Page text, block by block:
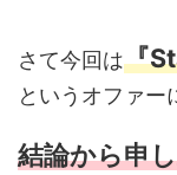
さて今回は『
というオファー
結論から申